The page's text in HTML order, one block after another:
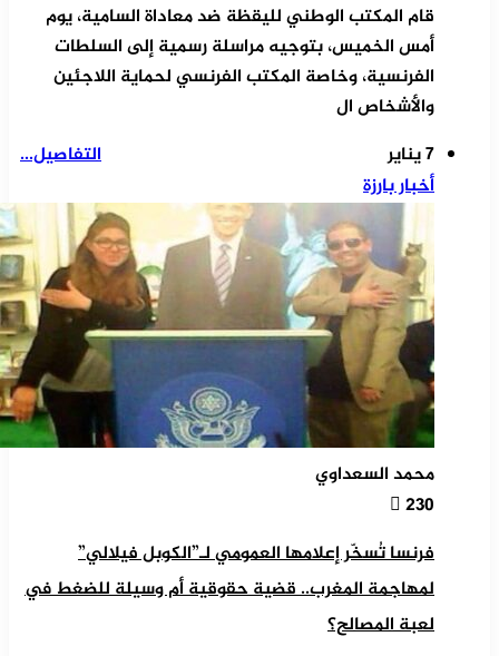
قام المكتب الوطني لليقظة ضد معاداة السامية، يوم
أمس الخميس، بتوجيه مراسلة رسمية إلى السلطات
الفرنسية، وخاصة المكتب الفرنسي لحماية اللاجئين
والأشخاص ال
التفاصيل...
7 يناير
أخبار بارزة
محمد السعداوي
230
فرنسا تُسخّر إعلامها العمومي لـ”الكوبل فيلالي”
لمهاجمة المغرب.. قضية حقوقية أم وسيلة للضغط في
لعبة المصالح؟